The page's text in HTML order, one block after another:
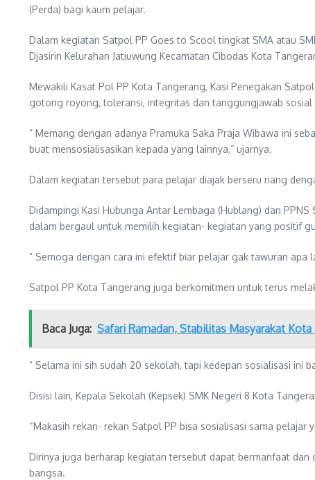
(Perda) bagi kaum pelajar.
Dalam kegiatan Satpol PP Goes to Scool tingkat SMA atau
Djasirin Kelurahan Jatiuwung Kecamatan Cibodas Kota
Mewakili Kasat Pol PP Kota Tangerang, Kasi Penegakan
gotong royong, toleransi, integritas dan tanggungjawab sosial
” Memang dengan adanya Pramuka Saka Praja Wibawa ini
buat mensosialisasikan kepada yang lainnya,” ujarnya.
Dalam kegiatan tersebut para pelajar diajak berseru riang
Didampingi Kasi Hubunga Antar Lembaga (Hublang) dan
dalam bergaul untuk memilih kegiatan- kegiatan yang positif
” Semoga dengan cara ini efektif biar pelajar gak tawuran apa
Satpol PP Kota Tangerang juga berkomitmen untuk terus
Baca Juga: Safari Ramadan, Stabilitas Masyarakat
” Selama ini sih sudah 20 sekolah, tapi kedepan sosialisasi ini
Disisi lain, Kepala Sekolah (Kepsek) SMK Negeri 8 Kota
“Makasih rekan- rekan Satpol PP bisa sosialisasi sama
Dirinya juga berharap kegiatan tersebut dapat bermanfaat
bangsa.